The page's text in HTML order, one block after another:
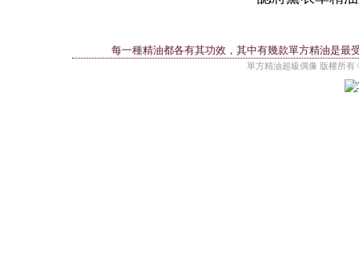
每一種精油都各有其功效，其中有幾款單方精油是最
單方精油超級偶像 版權所有